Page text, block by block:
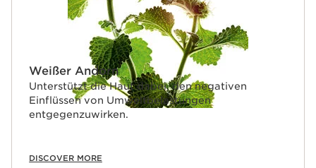
Weißer Andorn
Unterstützt die Haut dabei, den negativen
Einflüssen von Umweltbelastungen
entgegenzuwirken.
DISCOVER MORE